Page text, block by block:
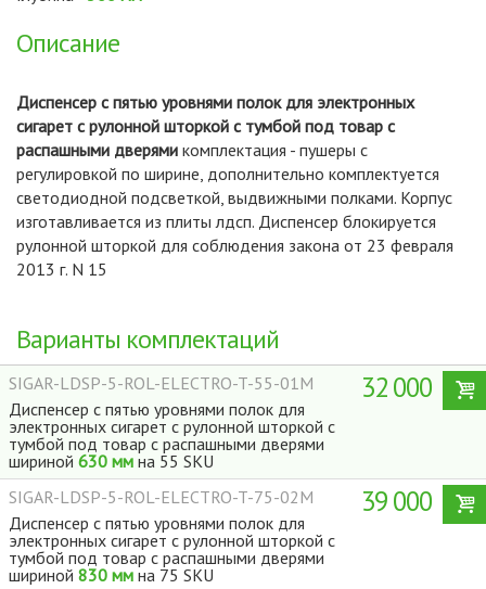
Описание
Диспенсер с пятью уровнями полок для электронных
сигарет с рулонной шторкой с тумбой под товар с
распашными дверями комплектация - пушеры с
регулировкой по ширине, дополнительно комплектуется
светодиодной подсветкой, выдвижными полками. Корпус
изготавливается из плиты лдсп. Диспенсер блокируется
рулонной шторкой для соблюдения закона от 23 февраля
2013 г. N 15
Варианты комплектаций
SIGAR-LDSP-5-ROL-ELECTRO-T-55-01M
Диспенсер с пятью уровнями полок для
электронных сигарет с рулонной шторкой с
тумбой под товар с распашными дверями
шириной 630 мм на 55 SKU
32 000
SIGAR-LDSP-5-ROL-ELECTRO-T-75-02M
Диспенсер с пятью уровнями полок для
электронных сигарет с рулонной шторкой с
тумбой под товар с распашными дверями
шириной 830 мм на 75 SKU
39 000